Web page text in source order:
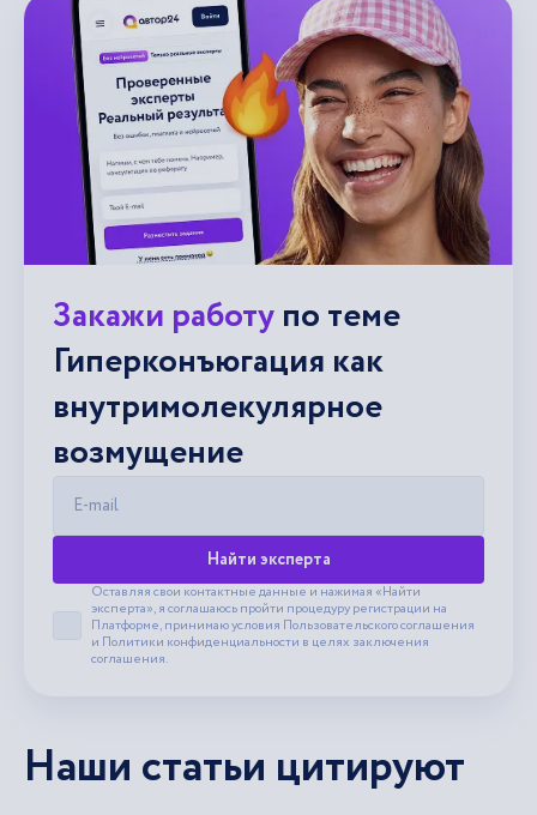
Закажи работупо теме
Гиперконъюгация как
внутримолекулярное
возмущение
Найти эксперта
Принять пользовательское соглашение
Оставляя свои контактные данные и нажимая «Найти
эксперта», я соглашаюсь пройти процедуру регистрации на
Платформе, принимаю условия Пользовательского соглашения
и Политики конфиденциальности в целях заключения
соглашения.
Наши статьи цитируют